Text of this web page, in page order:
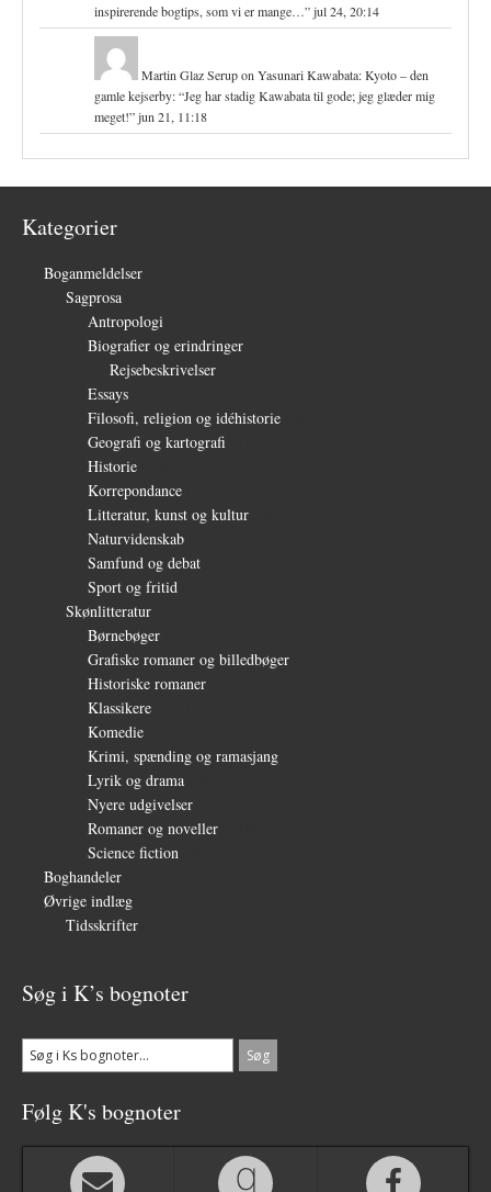
inspirerende bogtips, som vi er mange…”jul 24, 20:14
Martin Glaz Serupon Yasunari Kawabata: Kyoto – den
gamle kejserby: “Jeg har stadig Kawabata til gode; jeg glæder mig
meget!”jun 21, 11:18
Kategorier
Boganmeldelser
Sagprosa
Antropologi
Biografier og erindringer
Rejsebeskrivelser
Essays
Filosofi, religion og idéhistorie
Geografi og kartografi
Historie
Korrepondance
Litteratur, kunst og kultur
Naturvidenskab
Samfund og debat
Sport og fritid
Skønlitteratur
Børnebøger
Grafiske romaner og billedbøger
Historiske romaner
Klassikere
Komedie
Krimi, spænding og ramasjang
Lyrik og drama
Nyere udgivelser
Romaner og noveller
Science fiction
Boghandeler
Øvrige indlæg
Tidsskrifter
Søg i K’s bognoter
Følg K's bognoter